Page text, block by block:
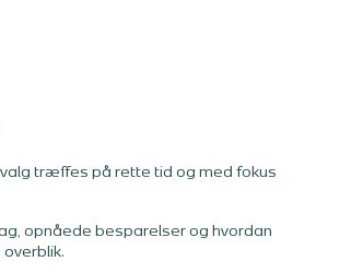
træffes på rette tid og med fokus
opnåede besparelser og hvordan